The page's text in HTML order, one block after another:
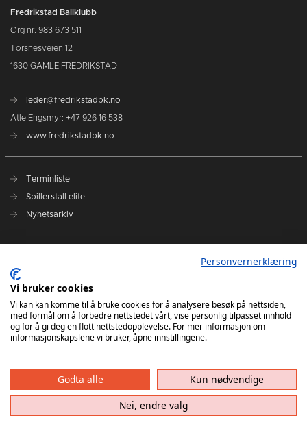
Fredrikstad Ballklubb
Org nr: 983 673 511
Torsnesveien 12
1630 GAMLE FREDRIKSTAD
leder@fredrikstadbk.no
Atle Engsmyr: +47 926 16 538
www.fredrikstadbk.no
Terminliste
Spillerstall elite
Nyhetsarkiv
Instagram Elite
Instagram Rekrutt
Facebook
Personvernerklæring
Vi bruker cookies
Vi kan kan komme til å bruke cookies for å analysere besøk på nettsiden,
med formål om å forbedre nettstedet vårt, vise personlig tilpasset innhold
og for å gi deg en flott nettstedopplevelse. For mer informasjon om
informasjonskapslene vi bruker, åpne innstillingene.
Godta alle
Kun nødvendige
Nei, endre valg